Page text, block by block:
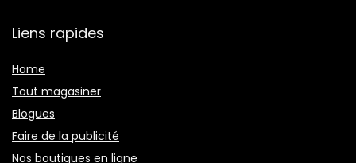
Liens rapides
Home
Tout magasiner
Blogues
Faire de la publicité
Nos boutiques en ligne